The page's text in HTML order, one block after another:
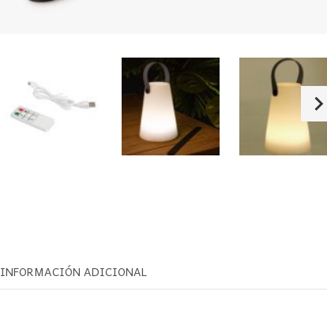
INFORMACIÓN ADICIONAL